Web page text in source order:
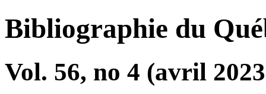
Bibliographie du
Vol. 56, no 4 (avril